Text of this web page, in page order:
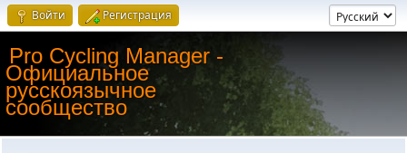
Войти Регистрация
Pro Cycling Manager -
Официальное
русскоязычное
сообщество